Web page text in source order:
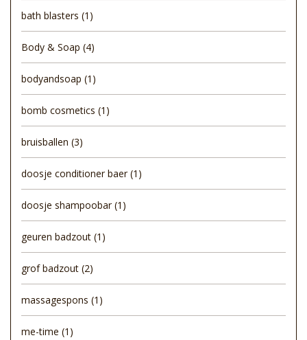
bath blasters (1)
Body & Soap (4)
bodyandsoap (1)
bomb cosmetics (1)
bruisballen (3)
doosje conditioner baer(1)
doosje shampoobar(1)
geuren badzout (1)
grof badzout (2)
massagespons (1)
me-time (1)